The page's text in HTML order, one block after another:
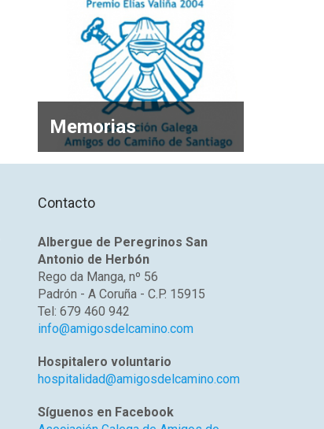
Memorias
Contacto
Albergue de Peregrinos San
Antonio de Herbón
Rego da Manga, nº 56
Padrón - A Coruña - C.P. 15915
Tel: 679 460 942
info@amigosdelcamino.com
Hospitalero voluntario
hospitalidad@amigosdelcamino.com
Síguenos en Facebook